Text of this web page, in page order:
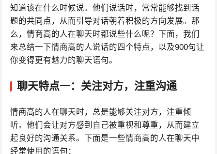
知道该在什么时候说。他们说话时，常常能够找到话
题的共同点，从而引导对话朝着积极的方向发展。那
么，情商高的人在聊天时都说些什么呢？下面，我们
来总结一下情商高的人说话的四个特点，以及900句让
你变得更有魅力的聊天语句。
聊天特点一：关注对方，注重沟通
情商高的人在聊天时，总是能够关注对方，注重倾
听。他们会让对方感到自己被重视和尊重，从而建立
起良好的沟通关系。下面是一些情商高的人在聊天中
经常使用的语句：